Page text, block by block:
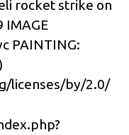
rocket strike on
IMAGE
PAINTING:
licenses/by/2.0/